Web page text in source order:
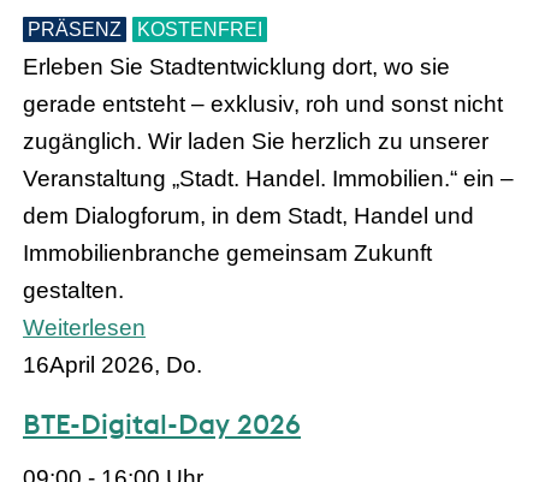
PRÄSENZ KOSTENFREI
Erleben Sie Stadtentwicklung dort, wo sie
gerade entsteht – exklusiv, roh und sonst nicht
zugänglich. Wir laden Sie herzlich zu unserer
Veranstaltung „Stadt. Handel. Immobilien.“ ein –
dem Dialogforum, in dem Stadt, Handel und
Immobilienbranche gemeinsam Zukunft
gestalten.
Weiterlesen
16April 2026, Do.
BTE-Digital-Day 2026